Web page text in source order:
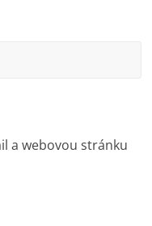
a webovou stránku